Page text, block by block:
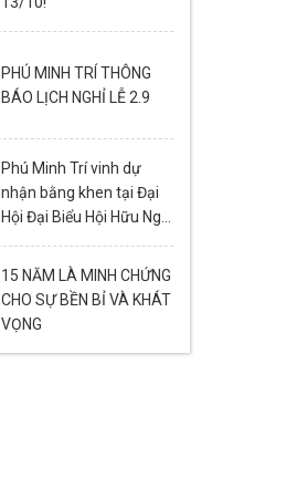
PHÚ MINH TRÍ THÔNG
BÁO LỊCH NGHỈ LỄ 2.9
Phú Minh Trí vinh dự
nhận bằng khen tại Đại
Hội Đại Biểu Hội Hữu Nghị
phố Đà Nẵng Lần Thứ VI
(2024-2029)
15 NĂM LÀ MINH CHỨNG
CHO SỰ BỀN BỈ VÀ KHÁT
VỌNG